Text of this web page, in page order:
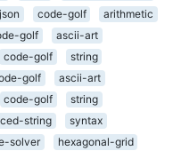
json code-golf
arithmetic
golf
ascii-art
code-golf
string
golf
ascii-art
code-golf
string
string
syntax
solver
hexagonal-grid